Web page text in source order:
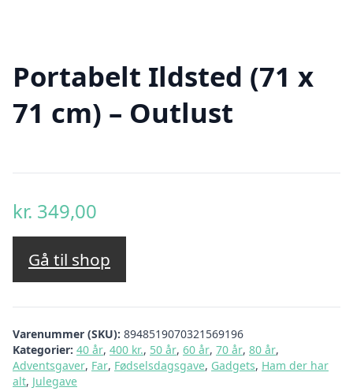
Portabelt Ildsted (71 x
71 cm) – Outlust
kr. 349,00
Gå til shop
Varenummer (SKU): 8948519070321569196
Kategorier: 40 år, 400 kr., 50 år, 60 år, 70 år, 80 år,
Adventsgaver, Far, Fødselsdagsgave, Gadgets, Ham der har
alt, Julegave